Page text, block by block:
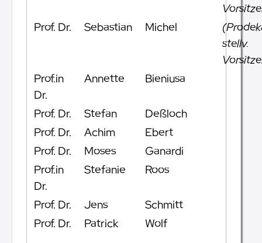
Prof. Dr.
Sebastian Michel
stellv.
Prof.in
Dr.
Annette Bieniusa
Prof. Dr. Stefan
Deßloch
Prof. Dr.
Achim
Ebert
Prof. Dr.
Moses
Ganardi
Prof.in
Dr.
Stefanie Roos
Prof. Dr. Jens
Schmitt
Prof. Dr.
Patrick Wolf